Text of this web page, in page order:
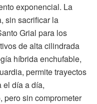
exponencial. La
sin sacrificar la
Grial para los
de alta cilindrada
híbrida enchufable,
permite trayectos
el día a día,
pero sin comprometer